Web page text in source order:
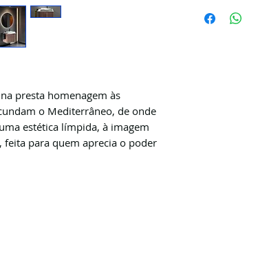
presta homenagem às
o Mediterrâneo, de onde
estética límpida, à imagem
para quem aprecia o poder